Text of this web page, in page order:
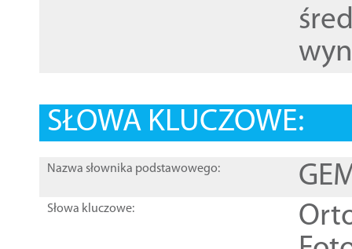
SŁOWA KLUCZOWE:
Nazwa słownika podstawowego:
Słowa kluczowe: